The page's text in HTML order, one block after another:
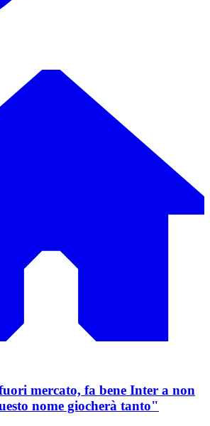
mercato, fa bene Inter a non
nome giocherà tanto"